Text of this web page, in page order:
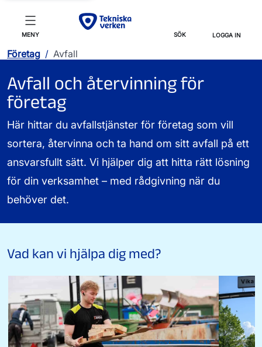
MENY SÖK LOGGA IN
Företag / Avfall
Avfall och återvinning för
företag
Här hittar du avfallstjänster för företag som vill
sortera, återvinna och ta hand om sitt avfall på ett
ansvarsfullt sätt. Vi hjälper dig att hitta rätt lösning
för din verksamhet – med rådgivning när du
behöver det.
Vad kan vi hjälpa dig med?